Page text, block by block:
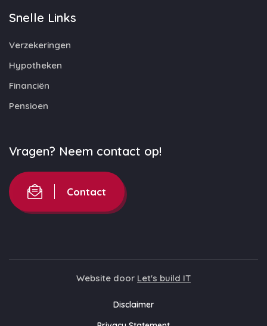
Snelle Links
Verzekeringen
Hypotheken
Financiën
Pensioen
Vragen? Neem contact op!
Contact
Website door Let's build IT
Disclaimer